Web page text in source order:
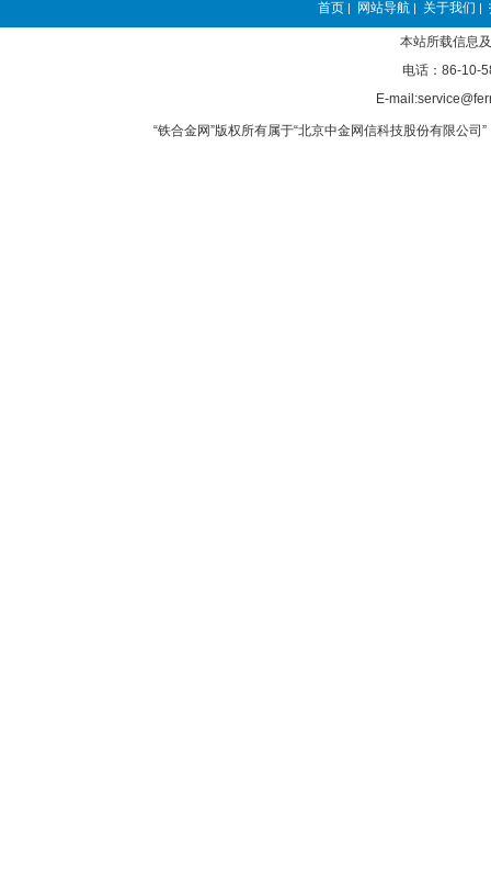
首页 | 网站导航 | 关于我们 |
本站所载信息
电话：86-10-
E-
“铁合金网”版权所有属于“北京中金网信科技股份有限公司